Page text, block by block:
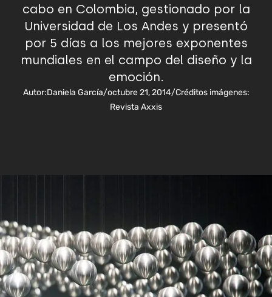
cabo en Colombia, gestionado por la
Universidad de Los Andes y presentó
por 5 días a los mejores exponentes
mundiales en el campo del diseño y la
emoción.
Autor:Daniela García/octubre 21, 2014/Créditos imágenes:
Revista Axxis